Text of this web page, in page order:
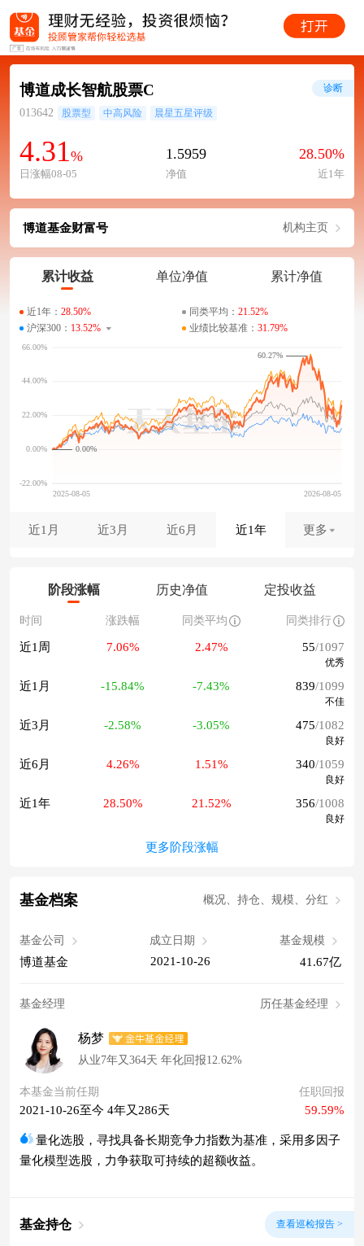
博道成长智航股票C
013642 股票型 中高风险 晨星五星评级
4.31 %
日涨幅08-05
1.5959
净值
28.50%
近1年
诊断
博道基金财富号 机构主页
累计收益 单位净值 累计净值
近1年： 28.50% 同类平均： 21.52%
沪深300： 13.52% 业绩比较基准： 31.79%
0.00%
60.27%
近1月 近3月 近6月 近1年 更多
阶段涨幅 历史净值 定投收益
时间 涨跌幅 同类平均 同类排行
近1周 7.06% 2.47% 55/1097
优秀
近1月 -15.84% -7.43% 839/1099
不佳
近3月 -2.58% -3.05% 475/1082
良好
近6月 4.26% 1.51% 340/1059
良好
近1年 28.50% 21.52% 356/1008
良好
更多阶段涨幅
基金档案 概况、持仓、规模、分红
基金公司
博道基金
成立日期
2021-10-26
基金规模
41.67亿
基金经理 历任基金经理
杨梦
从业7年又364天 年化回报12.62%
本基金当前任期
2021-10-26至今 4年又286天
任职回报
59.59%
量化选股，寻找具备长期竞争力指数为基准，采用多因子
量化模型选股，力争获取可持续的超额收益。
基金持仓 查看巡检报告 >